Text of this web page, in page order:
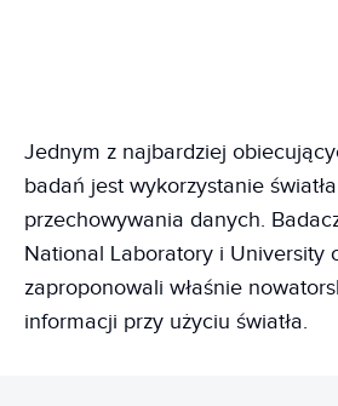
Jednym z najbardziej
badań jest wykorzystanie
przechowywania danych.
National Laboratory i University
zaproponowali właśnie
informacji przy użyciu światła.